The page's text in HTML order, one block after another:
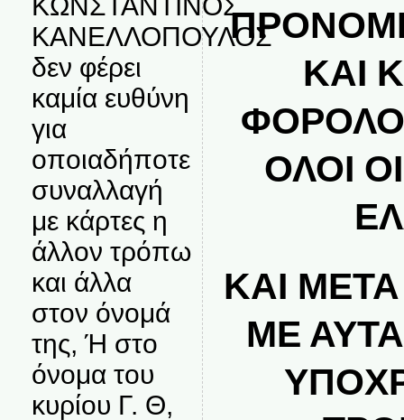
ΚΑΝΕΛΛΟΠΟΥΛΟΣ
δεν φέρει
καμία ευθύνη
για
οποιαδήποτε
συναλλαγή
με κάρτες η
άλλον τρόπω
και άλλα
στον όνομά
της, Ή στο
όνομα του
κυρίου Γ. Θ,
ΚΑΙ
ΟΛΟΙ
ΚΑΙ
ΜΕ